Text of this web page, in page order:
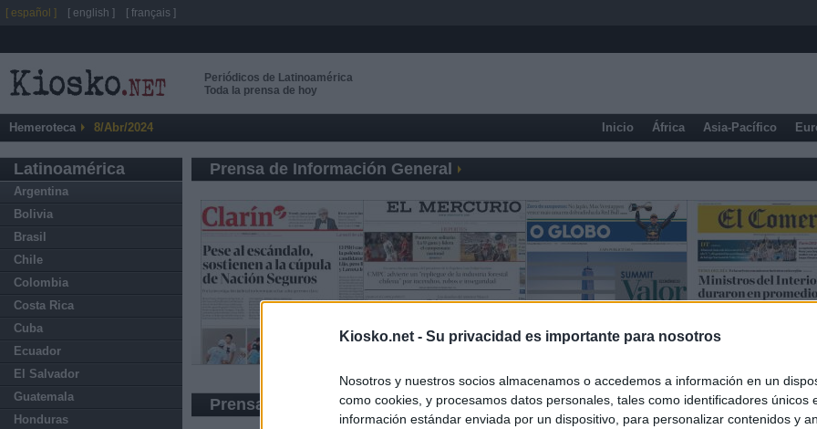
Kiosko.net - Su privacidad es importante para nosotros
Nosotros y nuestros socios almacenamos o accedemos a información en un
como cookies, y procesamos datos personales, tales como identificadores únicos
información estándar enviada por un dispositivo, para personalizar contenidos y
Periódicos de Latinoamérica
Toda la prensa de hoy
Hemeroteca 8/Abr/2024 Inicio África Asia-Pacífico
Latinoamérica
Argentina
Bolivia
Brasil
Chile
Colombia
Costa Rica
Cuba
Ecuador
El Salvador
Guatemala
Honduras
Prensa de Información General
Prensa Deportiva
[ español ] [ english ] [ français ]